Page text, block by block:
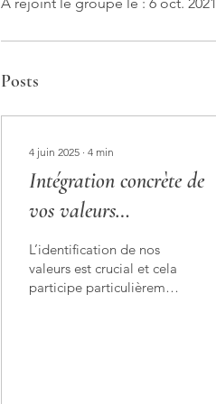
Posts
4 juin 2025 ∙ 4 min
Intégration concrète de
vos valeurs
professionnelles :
L’identification de nos
valeurs est crucial et cela
participe particulièrement